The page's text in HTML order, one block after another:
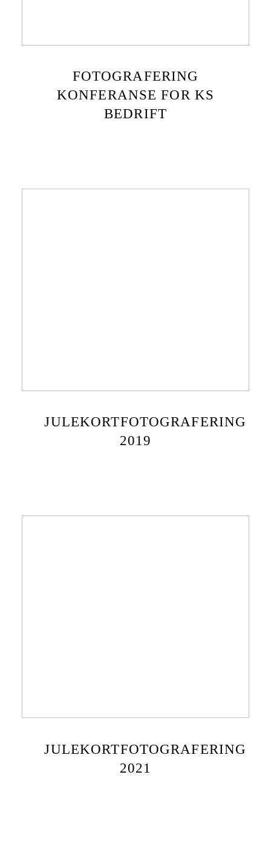
FOTOGRAFERING
KONFERANSE FOR KS
BEDRIFT
JULEKORTFOTOGRAFERING
2019
JULEKORTFOTOGRAFERING
2021